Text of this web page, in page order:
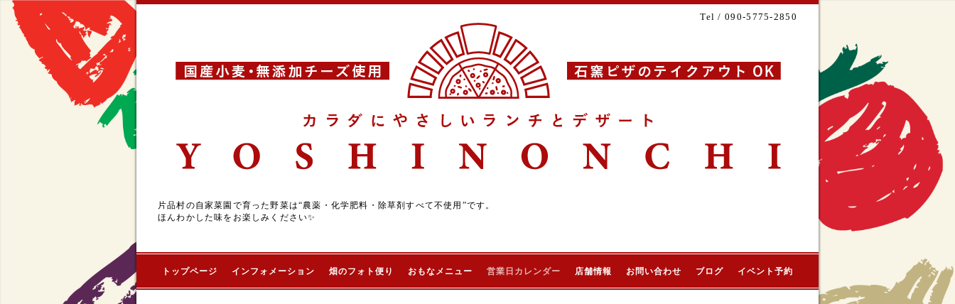
Tel / 090-5775-2850
片品村の自家菜園で育った野菜は“農薬・化学肥料・除草剤すべて不使用”です。
ほんわかした味をお楽しみください✨
トップページ インフォメーション 畑のフォト便り おもなメニュー 営業日カレンダー 店舗情報 お問い合わせ ブログ イベント予約